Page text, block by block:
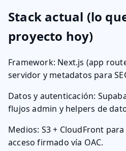
Stack actual (lo
proyecto hoy)
Framework: Next.js (app
servidor y metadatos para
Datos y autenticación:
flujos admin y helpers de
Medios: S3 + CloudFront
acceso firmado vía OAC.